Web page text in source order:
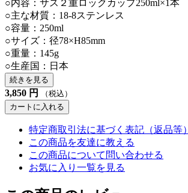
○内容：サス２重ロックカップ250ml×1本
○主な材質：18-8ステンレス
○容量：250ml
○サイズ：径78×H85mm
○重量：145g
○生産国：日本
続きを見る
3,850 円
（税込）
カートに入れる
特定商取引法に基づく表記（返品等）
この商品を友達に教える
この商品について問い合わせる
お気に入り一覧を見る